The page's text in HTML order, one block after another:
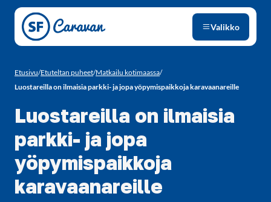
Siirry sivun sisältöön
Valikko
Etusivu/Etuteltan puheet/Matkailu kotimaassa/
Luostareilla on ilmaisia parkki- ja jopa yöpymispaikkoja karavaanareille
Luostareilla on ilmaisia
parkki- ja jopa
yöpymispaikkoja
karavaanareille